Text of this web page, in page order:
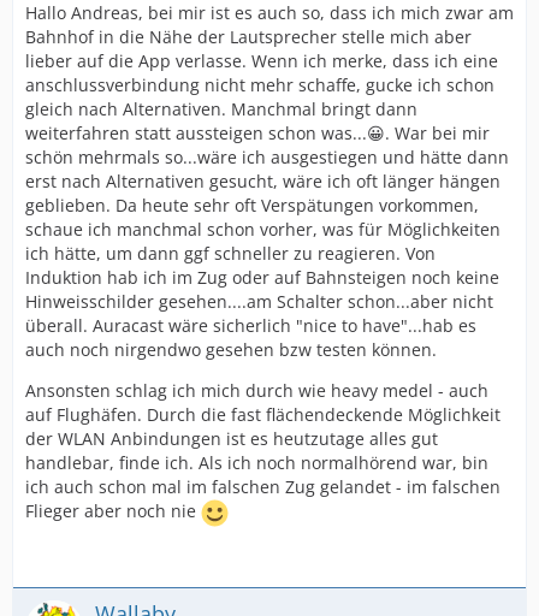
Hallo Andreas, bei mir ist es auch so, dass ich mich zwar am
Bahnhof in die Nähe der Lautsprecher stelle mich aber
lieber auf die App verlasse. Wenn ich merke, dass ich eine
anschlussverbindung nicht mehr schaffe, gucke ich schon
gleich nach Alternativen. Manchmal bringt dann
weiterfahren statt aussteigen schon was...😀. War bei mir
schön mehrmals so...wäre ich ausgestiegen und hätte dann
erst nach Alternativen gesucht, wäre ich oft länger hängen
geblieben. Da heute sehr oft Verspätungen vorkommen,
schaue ich manchmal schon vorher, was für Möglichkeiten
ich hätte, um dann ggf schneller zu reagieren. Von
Induktion hab ich im Zug oder auf Bahnsteigen noch keine
Hinweisschilder gesehen....am Schalter schon...aber nicht
überall. Auracast wäre sicherlich "nice to have"...hab es
auch noch nirgendwo gesehen bzw testen können.
Ansonsten schlag ich mich durch wie heavy medel - auch
auf Flughäfen. Durch die fast flächendeckende Möglichkeit
der WLAN Anbindungen ist es heutzutage alles gut
handlebar, finde ich. Als ich noch normalhörend war, bin
ich auch schon mal im falschen Zug gelandet - im falschen
Flieger aber noch nie